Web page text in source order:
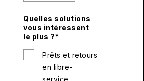
Quelles solutions
vous intéressent
le plus ?*
Prêts et retours
en libre-